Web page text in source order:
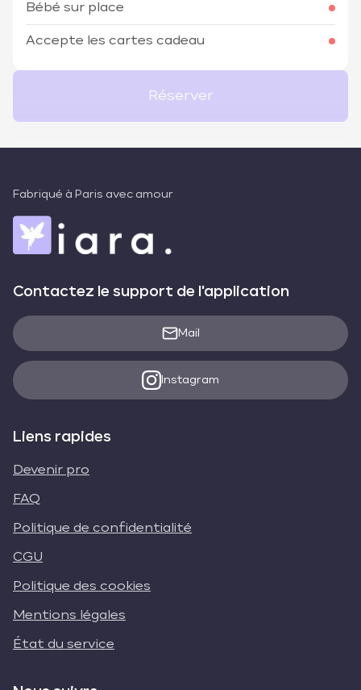
Bébé sur place
Accepte les cartes cadeau
Réserver
Fabriqué à Paris avec amour
Contactez le support de l'application
Mail
Instagram
Liens rapides
Devenir pro
FAQ
Politique de confidentialité
CGU
Politique des cookies
Mentions légales
État du service